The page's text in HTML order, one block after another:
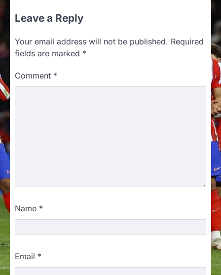
Leave a Reply
Your email address will not be published. Required
fields are marked *
Comment *
Name *
Email *